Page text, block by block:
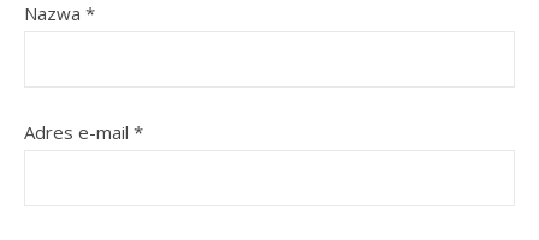
Nazwa *
Adres e-mail *